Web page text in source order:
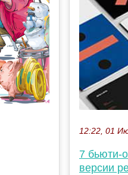
12:22, 01
7 бьюти-
версии